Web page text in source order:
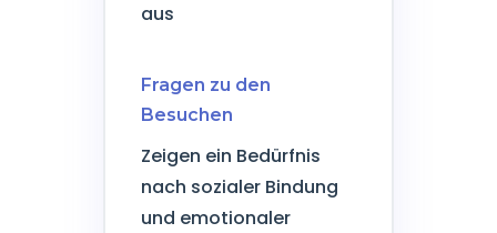
aus
Fragen zu den
Besuchen
Zeigen ein Bedürfnis
nach sozialer Bindung
und emotionaler